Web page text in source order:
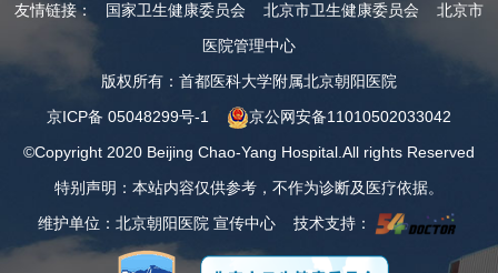
友情链接： 国家卫生健康委员会 北京市卫生健康委员会
北京市
医院管理中心
版权所有：首都医科大学附属北京朝阳医院
京ICP备 05048299号-1
京公网安备11010502033042
©Copyright 2020 Beijing Chao-Yang Hospital.All rights Reserved
特别声明：本站内容仅供参考，不作为诊断及医疗依据。
维护单位：北京朝阳医院 宣传中心 技术支持：